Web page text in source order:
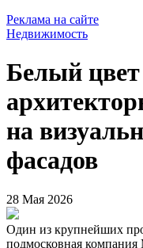
Реклама на сайте
Недвижимость
Белый цвет
на
фасадов
28 Мая 2026
Один из крупнейших
подмосковная компания